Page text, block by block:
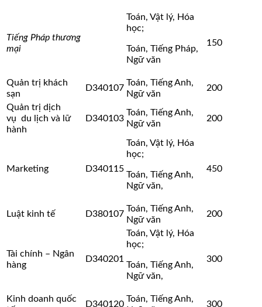
Tiếng Pháp thương
mại
Toán, Vật lý, Hóa
học;
Toán, Tiếng Pháp,
Ngữ văn
150
Quản trị khách
sạn
D340107
Toán, Tiếng Anh,
Ngữ văn
200
Quản trị dịch
vụ du lịch và lữ
hành
D340103
Toán, Tiếng Anh,
Ngữ văn
200
Marketing D340115
Toán, Vật lý, Hóa
học;
Toán, Tiếng Anh,
Ngữ văn,
450
Luật kinh tế D380107
Toán, Tiếng Anh,
Ngữ văn
200
Tài chính – Ngân
hàng
D340201
Toán, Vật lý, Hóa
học;
Toán, Tiếng Anh,
Ngữ văn,
300
Kinh doanh quốc
D340120
Toán, Tiếng Anh,
300